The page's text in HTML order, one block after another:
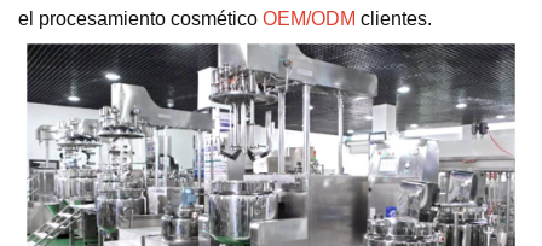
el procesamiento cosmético OEM/ODM clientes.